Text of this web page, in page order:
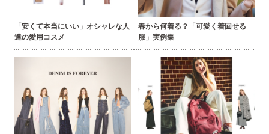
「安くて本当にいい」オシャレな人
達の愛用コスメ
春から何着る？「可愛く着回せる
服」実例集